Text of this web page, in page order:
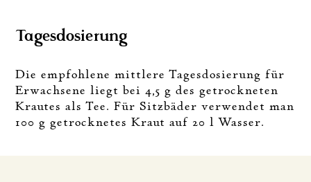
Tagesdosierung
Die empfohlene mittlere Tagesdosierung für
Erwachsene liegt bei 4,5 g des getrockneten
Krautes als Tee. Für Sitzbäder verwendet man
100 g getrocknetes Kraut auf 20 l Wasser.